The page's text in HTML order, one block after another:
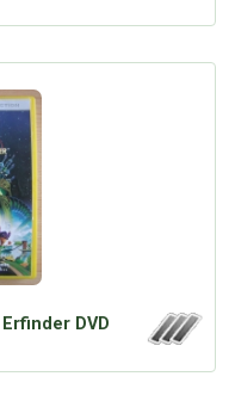
DVD